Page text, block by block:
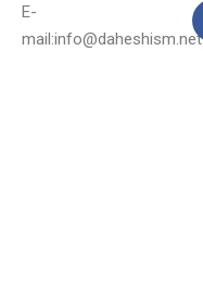
E-
mail:info@daheshism.net